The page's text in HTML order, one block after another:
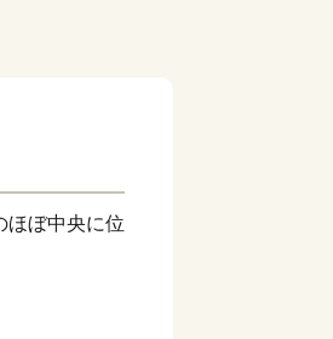
ほぼ中央に位
恵まれ、春